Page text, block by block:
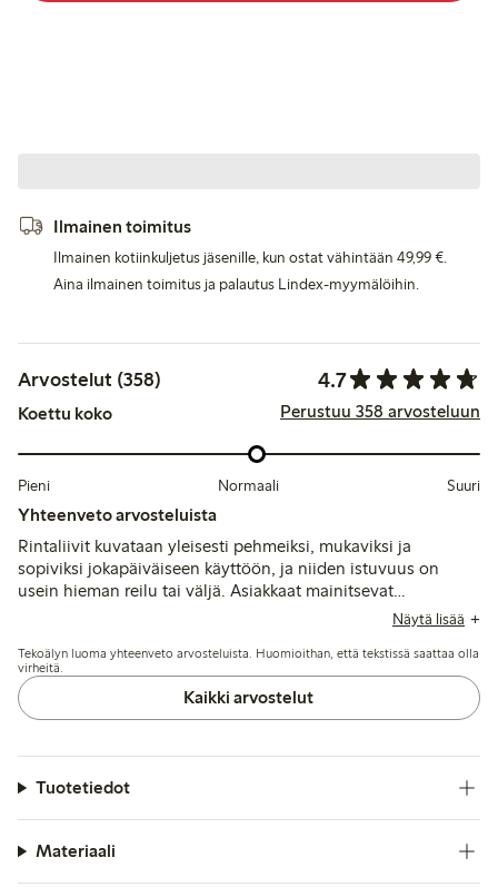
Ilmainen toimitus
Ilmainen kotiinkuljetus jäsenille, kun ostat vähintään 49,99 €.
Aina ilmainen toimitus ja palautus Lindex-myymälöihin.
Arvostelut (358) 4.7
Koettu koko Perustuu 358 arvosteluun
Pieni Normaali Suuri
Yhteenveto arvosteluista
Rintaliivit kuvataan yleisesti pehmeiksi, mukaviksi ja
sopiviksi jokapäiväiseen käyttöön, ja niiden istuvuus on
usein hieman reilu tai väljä. Asiakkaat mainitsevat
hengittävän materiaalin ja leveän aluskuminauhan tarjoavan
vähemmän tukevilta tai painaa olkapäitä, erityisesti
suuremmilla rinnoilla.
Näytä lisää
Tekoälyn luoma yhteenveto arvosteluista. Huomioithan, että tekstissä saattaa olla
virheitä.
Kaikki arvostelut
Tuotetiedot
Materiaali